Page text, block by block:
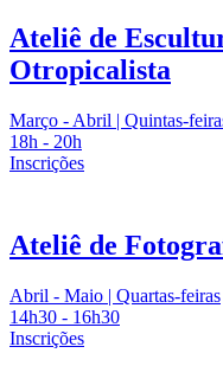
Ateliê de
Otropicalista
Março - Abril | Quintas-
18h - 20h
Inscrições
Ateliê de
Abril - Maio | Quartas-feiras
14h30 - 16h30
Inscrições